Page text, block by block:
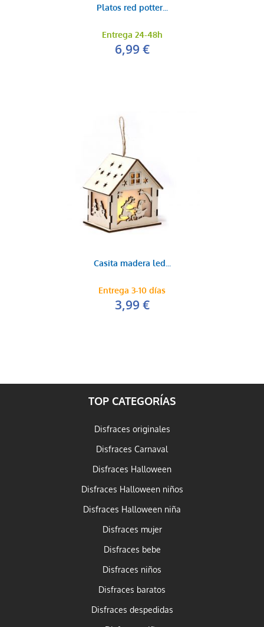
Platos red potter...
Entrega 24-48h
6,99 €
Casita madera led...
Entrega 3-10 días
3,99 €
TOP CATEGORÍAS
Disfraces originales
Disfraces Carnaval
Disfraces Halloween
Disfraces Halloween niños
Disfraces Halloween niña
Disfraces mujer
Disfraces bebe
Disfraces niños
Disfraces baratos
Disfraces despedidas